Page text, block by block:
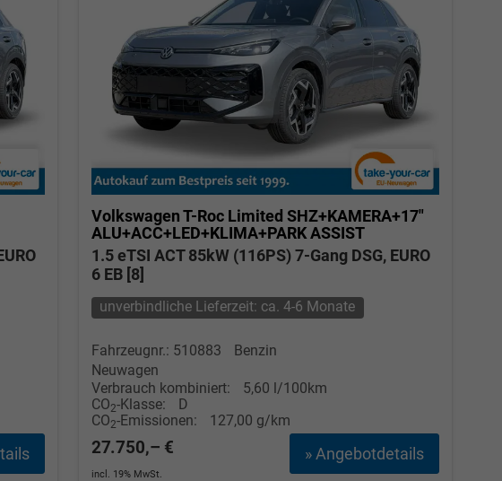
Volkswagen T-Roc Limited SHZ+KAMERA+17"
ALU+ACC+LED+KLIMA+PARK ASSIST
1.5 eTSI ACT 85kW (116PS) 7-Gang DSG, EURO
6 EB [8]
unverbindliche Lieferzeit: ca. 4-6 Monate
Fahrzeugnr.: 510883
Benzin
Neuwagen
Verbrauch kombiniert:
5,60 l/100km
CO2-Klasse:
D
CO2-Emissionen: 127,00 g/km
» Angebotdetails
27.750,– €
incl. 19% MwSt.